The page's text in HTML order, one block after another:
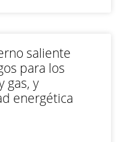
saliente
para los
gas, y
energética